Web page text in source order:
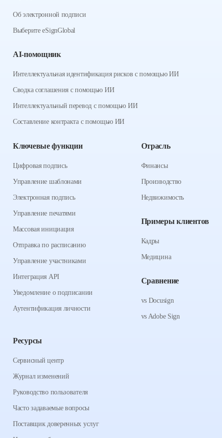
Об электронной подписи
Выберите eSignGlobal
AI-помощник
Интеллектуальная идентификация рисков с помощью ИИ
Сводка соглашения с помощью ИИ
Интеллектуальный перевод с помощью ИИ
Составление контракта с помощью ИИ
Ключевые функции
Цифровая подпись
Управление шаблонами
Электронная подпись
Управление печатями
Массовая инициация
Отправка по расписанию
Управление участниками
Интеграция API
Уведомление о подписании
Аутентификация личности
Отрасль
Финансы
Производство
Недвижимость
Примеры клиентов
Кадры
Медицина
Сравнение
vs Docusign
vs Adobe Sign
Ресурсы
Сервисный центр
Журнал изменений
Руководство пользователя
Часто задаваемые вопросы
Поставщик доверенных услуг